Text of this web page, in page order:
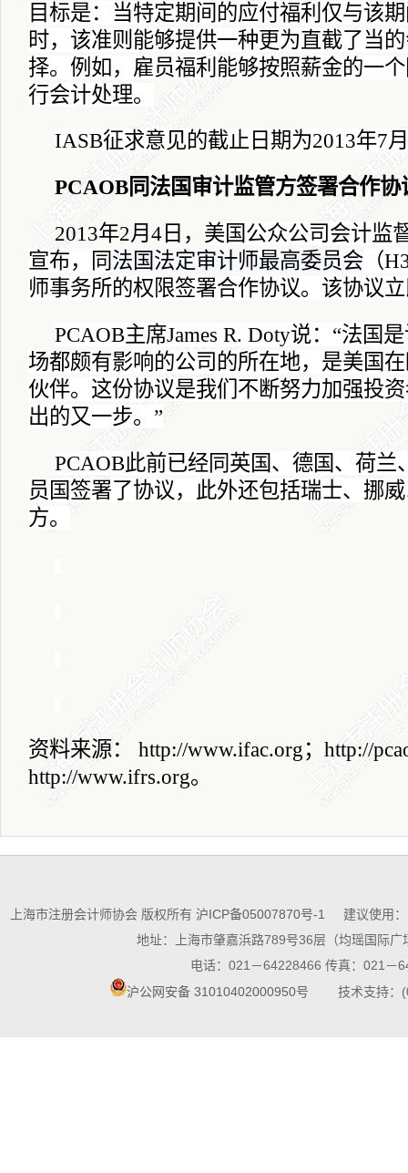
目标是：当特定期间的应付福利仅与该
时，该准则能够提供一种更为直截了当
择。例如，雇员福利能够按照薪金的一
行会计处理。
IASB征求意见的截止日期为2013年7
PCAOB同法国审计监管方签署合作协
2013年2月4日 ， 美国公众公司会计监
宣布，同法国法定审计师最高委员会 （H
师事务所的权限签署合作协议。该协议
PCAOB主席James R. Doty说：“法国
场都颇有影响的公司的所在地，是美国
伙伴。这份协议是我们不断努力加强投
出的又一步。”
PCAOB此前已经同英国、德国、荷兰
员国签署了协议，此外还包括瑞士、挪
方。
资料来源： http://www.ifac.org； http://
http://www.ifrs.org。
上海市注册会计师协会 版权所有 沪ICP备05007870号-1 建议使用：
地址：上海市肇嘉浜路789号36层（均瑶国际广
电话：021－64228466 传真：021－
沪公网安备 31010402000950号 技术支持：